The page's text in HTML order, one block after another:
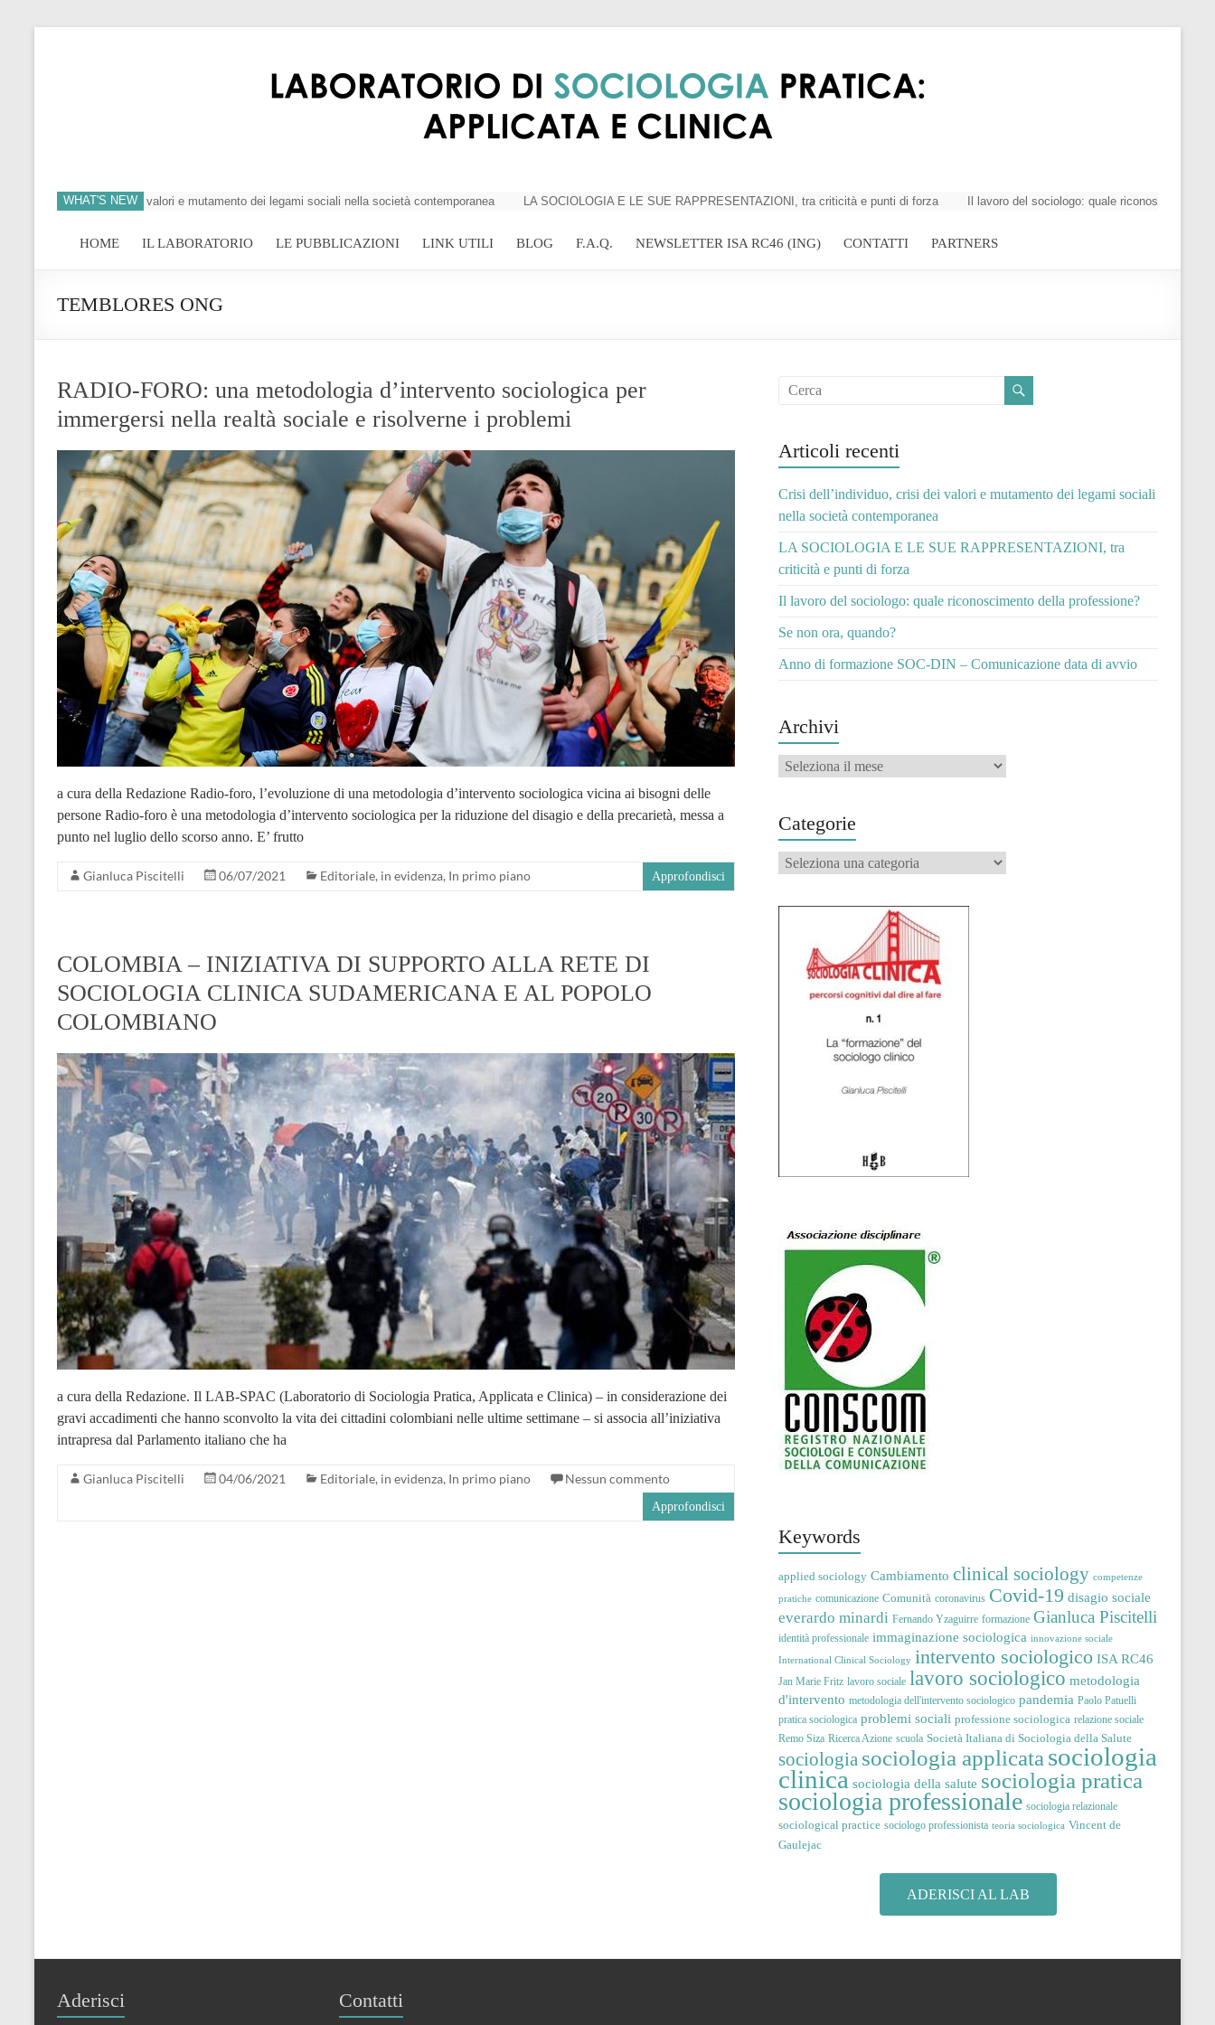
WHAT'S NEW
crisi dei valori e mutamento dei legami sociali nella società contemporanea LA SOCIOLOGIA E LE SUE RAPPRESENTAZIONI, tra criticità e punti di forza Il lavoro del sociologo: quale riconoscimento della
HOME IL LABORATORIO LE PUBBLICAZIONI LINK UTILI BLOG F.A.Q. NEWSLETTER ISA RC46 (ING) CONTATTI PARTNERS
TEMBLORES ONG
RADIO-FORO: una metodologia d’intervento sociologica per
immergersi nella realtà sociale e risolverne i problemi
a cura della Redazione Radio-foro, l’evoluzione di una metodologia d’intervento sociologica vicina ai bisogni delle
persone Radio-foro è una metodologia d’intervento sociologica per la riduzione del disagio e della precarietà, messa a
punto nel luglio dello scorso anno. E’ frutto
Gianluca Piscitelli 06/07/2021 Editoriale, in evidenza, In primo piano Approfondisci
COLOMBIA – INIZIATIVA DI SUPPORTO ALLA RETE DI
SOCIOLOGIA CLINICA SUDAMERICANA E AL POPOLO
COLOMBIANO
a cura della Redazione. Il LAB-SPAC (Laboratorio di Sociologia Pratica, Applicata e Clinica) – in considerazione dei
gravi accadimenti che hanno sconvolto la vita dei cittadini colombiani nelle ultime settimane – si associa all’iniziativa
intrapresa dal Parlamento italiano che ha
Gianluca Piscitelli 04/06/2021 Editoriale, in evidenza, In primo piano Nessun commento
Approfondisci
Articoli recenti
Crisi dell’individuo, crisi dei valori e mutamento dei legami sociali
nella società contemporanea
LA SOCIOLOGIA E LE SUE RAPPRESENTAZIONI, tra
criticità e punti di forza
Il lavoro del sociologo: quale riconoscimento della professione?
Se non ora, quando?
Anno di formazione SOC-DIN – Comunicazione data di avvio
Archivi
Archivi
Categorie
Categorie
Keywords
applied sociology Cambiamento clinical sociology competenze
pratiche comunicazione Comunità coronavirus Covid-19 disagio sociale
everardo minardi Fernando Yzaguirre formazione Gianluca Piscitelli
identità professionale immaginazione sociologica innovazione sociale
International Clinical Sociology intervento sociologico ISA RC46
Jan Marie Fritz lavoro sociale lavoro sociologico metodologia
d'intervento metodologia dell'intervento sociologico pandemia Paolo Patuelli
pratica sociologica problemi sociali professione sociologica relazione sociale
Remo Siza Ricerca Azione scuola Società Italiana di Sociologia della Salute
sociologia sociologia applicata sociologia
clinica sociologia della salute sociologia pratica
sociologia professionale sociologia relazionale
sociological practice sociologo professionista teoria sociologica Vincent de
Gaulejac
ADERISCI AL LAB
Aderisci Contatti